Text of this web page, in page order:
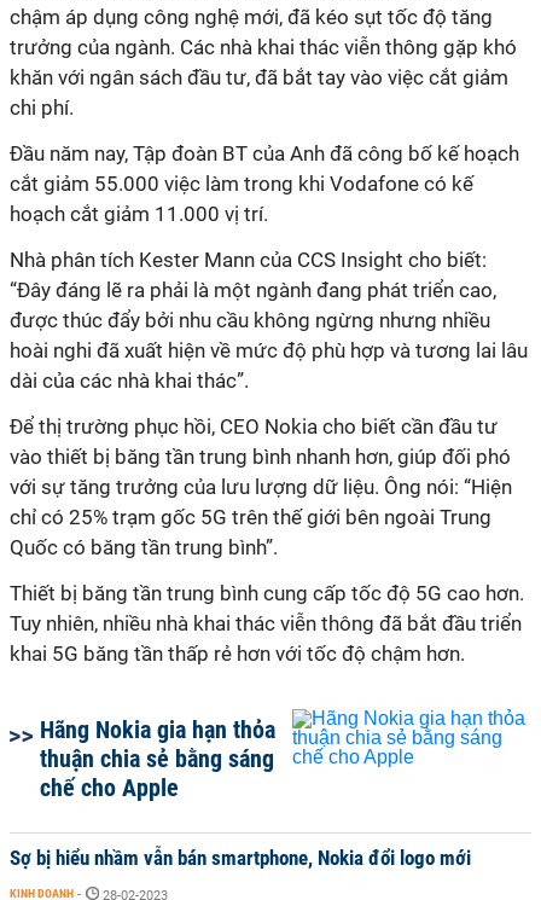
chậm áp dụng công nghệ mới, đã kéo sụt tốc độ tăng
trưởng của ngành. Các nhà khai thác viễn thông gặp khó
khăn với ngân sách đầu tư, đã bắt tay vào việc cắt giảm
chi phí.
Đầu năm nay, Tập đoàn BT của Anh đã công bố kế hoạch
cắt giảm 55.000 việc làm trong khi Vodafone có kế
hoạch cắt giảm 11.000 vị trí.
Nhà phân tích Kester Mann của CCS Insight cho biết:
“Đây đáng lẽ ra phải là một ngành đang phát triển cao,
được thúc đẩy bởi nhu cầu không ngừng nhưng nhiều
hoài nghi đã xuất hiện về mức độ phù hợp và tương lai lâu
dài của các nhà khai thác”.
Để thị trường phục hồi, CEO Nokia cho biết cần đầu tư
vào thiết bị băng tần trung bình nhanh hơn, giúp đối phó
với sự tăng trưởng của lưu lượng dữ liệu. Ông nói: “Hiện
chỉ có 25% trạm gốc 5G trên thế giới bên ngoài Trung
Quốc có băng tần trung bình”.
Thiết bị băng tần trung bình cung cấp tốc độ 5G cao hơn.
Tuy nhiên, nhiều nhà khai thác viễn thông đã bắt đầu triển
khai 5G băng tần thấp rẻ hơn với tốc độ chậm hơn.
Hãng Nokia gia hạn thỏa
thuận chia sẻ bằng sáng
chế cho Apple
Sợ bị hiểu nhầm vẫn bán smartphone, Nokia đổi logo mới
KINH DOANH - 28-02-2023